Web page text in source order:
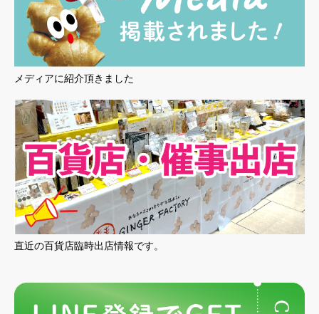
メディアに紹介頂きました
直近の百貨店臨時出店情報です。